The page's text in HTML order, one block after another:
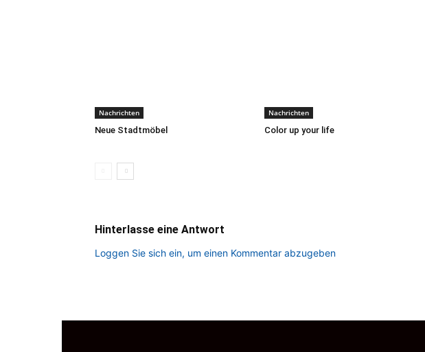
Nachrichten
Neue Stadtmöbel
Nachrichten
Color up your life
Hinterlasse eine Antwort
Loggen Sie sich ein, um einen Kommentar abzugeben